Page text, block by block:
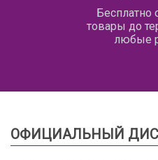
Бесплатно
товары до
любые
ОФИЦИАЛЬНЫЙ